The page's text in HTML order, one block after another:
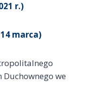
r.)
marca)
Duchownego we